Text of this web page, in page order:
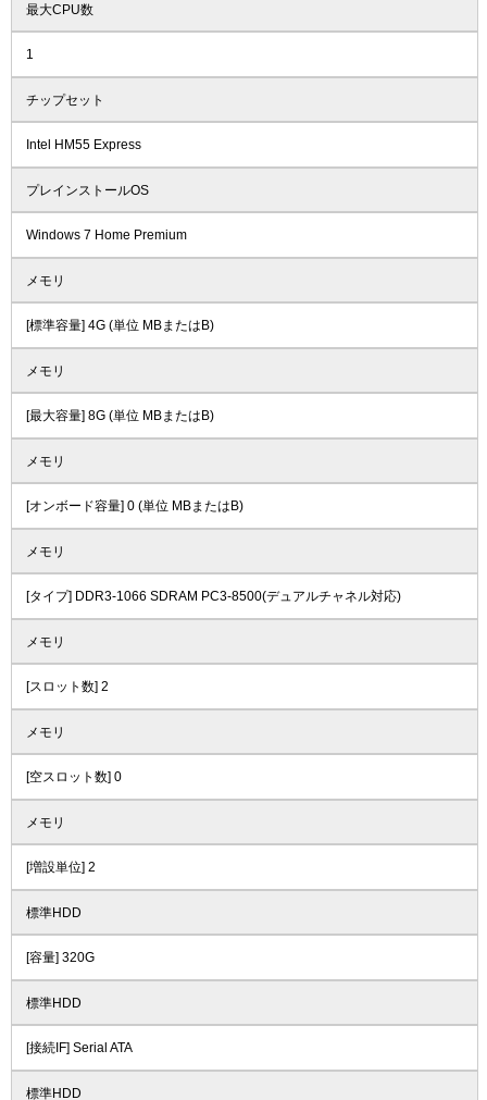
最大CPU数
1
チップセット
Intel HM55 Express
プレインストールOS
Windows 7 Home Premium
メモリ
[標準容量] 4G (単位 MBまたはB)
メモリ
[最大容量] 8G (単位 MBまたはB)
メモリ
[オンボード容量] 0 (単位 MBまたはB)
メモリ
[タイプ] DDR3-1066 SDRAM PC3-8500(デュアルチャネル対応)
メモリ
[スロット数] 2
メモリ
[空スロット数] 0
メモリ
[増設単位] 2
標準HDD
[容量] 320G
標準HDD
[接続IF] Serial ATA
標準HDD